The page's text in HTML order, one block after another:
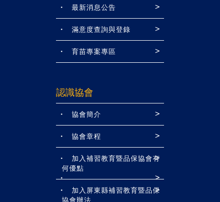
最新消息公告
滿意度查詢與登錄
育苗專案專區
認識協會
協會簡介
協會章程
加入補習教育暨品保協會有
何優點
加入屏東縣補習教育暨品保
協會辦法